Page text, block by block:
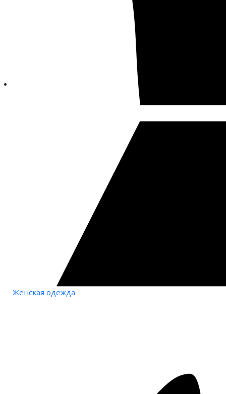
Женская одежда